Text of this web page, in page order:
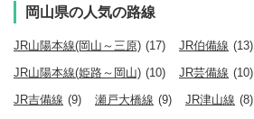
岡山県の人気の路線
JR山陽本線(岡山～三原) (17) JR伯備線 (13)
JR山陽本線(姫路～岡山) (10) JR芸備線 (10)
JR吉備線 (9) 瀬戸大橋線 (9) JR津山線 (8)